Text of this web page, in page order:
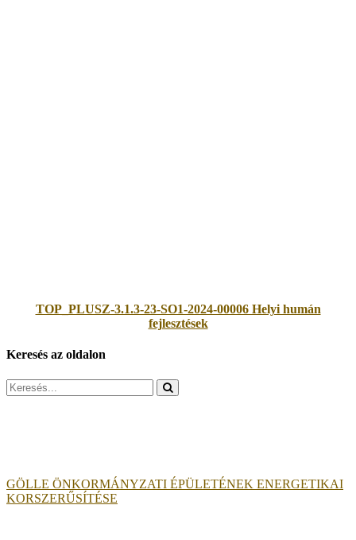
TOP_PLUSZ-3.1.3-23-SO1-2024-00006 Helyi humán
fejlesztések
Keresés az oldalon
Search
for:
GÖLLE ÖNKORMÁNYZATI ÉPÜLETÉNEK ENERGETIKAI
KORSZERŰSÍTÉSE